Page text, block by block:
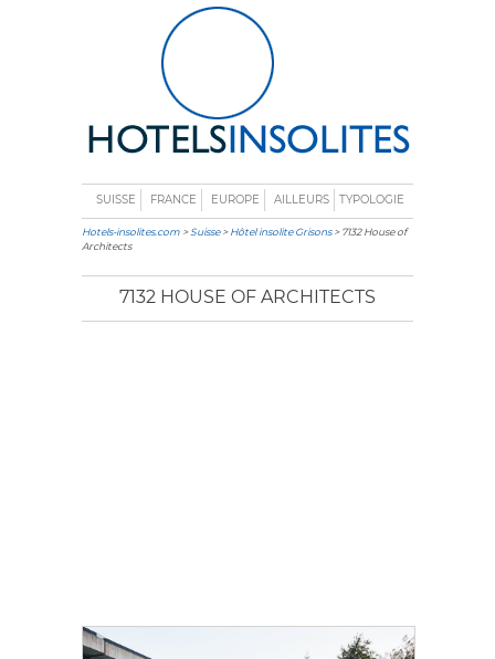
SUISSE FRANCE EUROPE AILLEURS TYPOLOGIE
Hotels-insolites.com >Suisse>Hôtel insolite Grisons> 7132 House of
Architects
7132 HOUSE OF ARCHITECTS